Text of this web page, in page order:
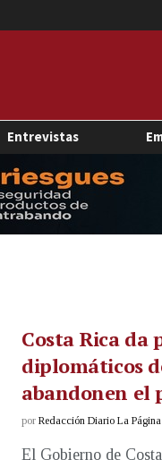
Entrevistas
Costa Rica da
diplomáticos
abandonen el
por Redacción Diario La Página
El Gobierno de